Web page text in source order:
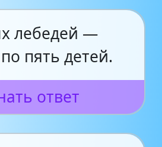
лебедей —
пять детей.
ответ